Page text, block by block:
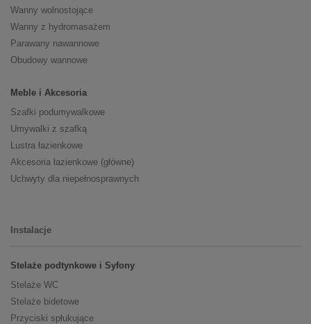
Wanny wolnostojące
Wanny z hydromasażem
Parawany nawannowe
Obudowy wannowe
Meble i Akcesoria
Szafki podumywalkowe
Umywalki z szafką
Lustra łazienkowe
Akcesoria łazienkowe (główne)
Uchwyty dla niepełnosprawnych
Instalacje
Stelaże podtynkowe i Syfony
Stelaże WC
Stelaże bidetowe
Przyciski spłukujące